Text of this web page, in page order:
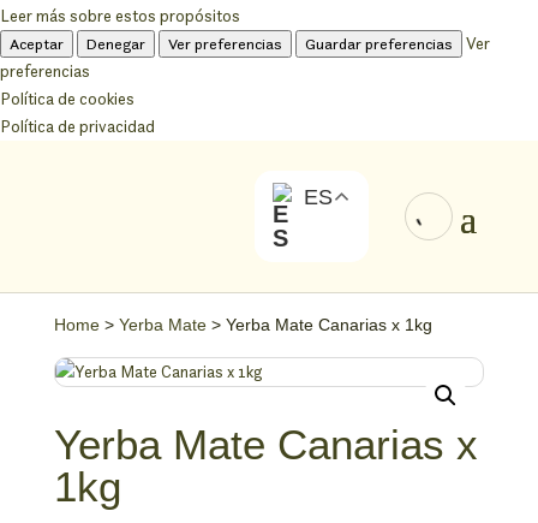
Leer más sobre estos propósitos
Aceptar Denegar Ver preferencias Guardar preferencias
Ver
preferencias
Política de cookies
Política de privacidad
ES
Home> Yerba Mate> Yerba Mate Canarias x 1kg
Yerba Mate Canarias x
1kg